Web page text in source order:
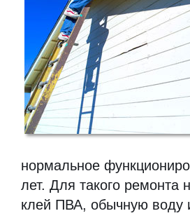
нормальное
лет. Для такого ремонта
клей ПВА, обычную воду